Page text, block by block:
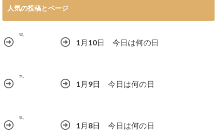
人気の投稿とページ
1月10日 今日は何の日
1月9日 今日は何の日
1月8日 今日は何の日